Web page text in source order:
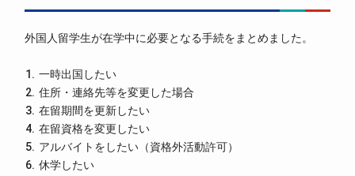
外国人留学生が在学中に必要となる手続をまとめました。
一時出国したい
住所・連絡先等を変更した場合
在留期間を更新したい
在留資格を変更したい
アルバイトをしたい（資格外活動許可）
休学したい